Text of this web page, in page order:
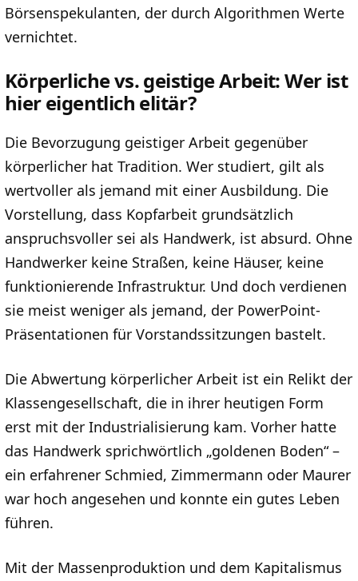
Börsenspekulanten, der durch Algorithmen Werte
vernichtet.
Körperliche vs. geistige Arbeit: Wer ist
hier eigentlich elitär?
Die Bevorzugung geistiger Arbeit gegenüber
körperlicher hat Tradition. Wer studiert, gilt als
wertvoller als jemand mit einer Ausbildung. Die
Vorstellung, dass Kopfarbeit grundsätzlich
anspruchsvoller sei als Handwerk, ist absurd. Ohne
Handwerker keine Straßen, keine Häuser, keine
funktionierende Infrastruktur. Und doch verdienen
sie meist weniger als jemand, der PowerPoint-
Präsentationen für Vorstandssitzungen bastelt.
Die Abwertung körperlicher Arbeit ist ein Relikt der
Klassengesellschaft, die in ihrer heutigen Form
erst mit der Industrialisierung kam. Vorher hatte
das Handwerk sprichwörtlich „goldenen Boden“ –
ein erfahrener Schmied, Zimmermann oder Maurer
war hoch angesehen und konnte ein gutes Leben
führen.
Mit der Massenproduktion und dem Kapitalismus